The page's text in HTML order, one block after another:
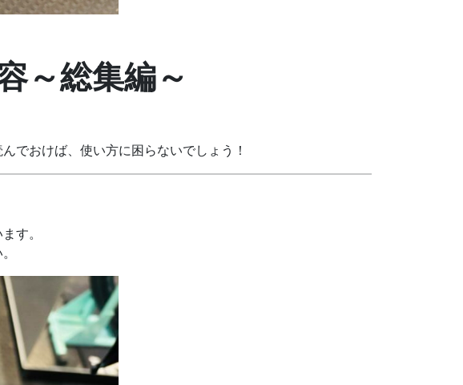
～総集編～
でおけば、使い方に困らないでしょう！
す。